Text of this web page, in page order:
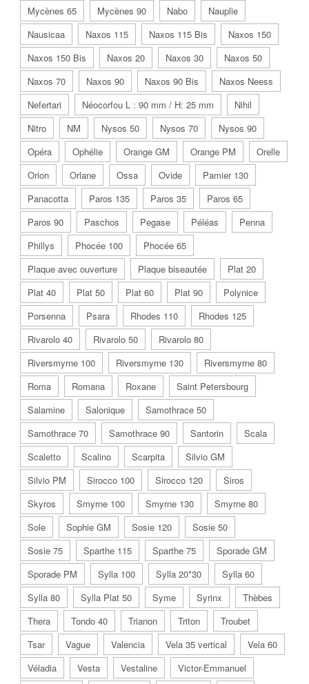
Mycènes 65
Mycènes 90 Nabo
Nauplie
Nausicaa
Naxos 115 Naxos 115 Bis
Naxos 150
Naxos 150 Bis
Naxos 20 Naxos 30
Naxos 50
Naxos 70
Naxos 90 Naxos 90 Bis
Naxos Neess
Nefertari
Néocorfou L : 90 mm / H: 25 mm
Nihil
Nitro
NM Nysos 50 Nysos 70
Nysos 90
Opéra
Ophélie Orange GM Orange PM
Orelle
Orion
Orlane Ossa Ovide
Pamier 130
Panacotta
Paros 135 Paros 35
Paros 65
Paros 90
Paschos Pegase Péléas
Penna
Phillys
Phocée 100
Phocée 65
Plaque avec ouverture
Plaque biseautée
Plat 20
Plat 40
Plat 50 Plat 60 Plat 90
Polynice
Porsenna
Psara Rhodes 110
Rhodes 125
Rivarolo 40
Rivarolo 50
Rivarolo 80
Riversmyrne 100
Riversmyrne 130
Riversmyrne 80
Roma
Romana Roxane
Saint Petersbourg
Salamine
Salonique
Samothrace 50
Samothrace 70
Samothrace 90 Santorin
Scala
Scaletto
Scalino Scarpita
Silvio GM
Silvio PM
Sirocco 100 Sirocco 120
Siros
Skyros
Smyrne 100 Smyrne 130
Smyrne 80
Sole
Sophie GM Sosie 120
Sosie 50
Sosie 75
Sparthe 115 Sparthe 75
Sporade GM
Sporade PM
Sylla 100 Sylla 20*30
Sylla 60
Sylla 80
Sylla Plat 50 Syme Syrinx
Thèbes
Thera
Tondo 40 Trianon Triton
Troubet
Tsar
Vague Valencia Vela 35 vertical
Vela 60
Véladia
Vesta Vestaline
Victor-Emmanuel